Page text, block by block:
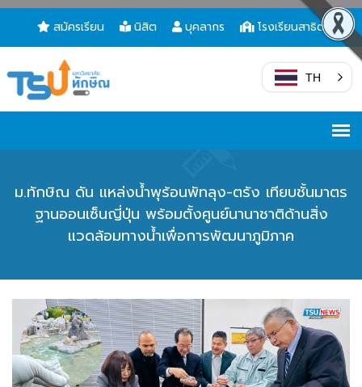
สมัครเรียน นิสิต บุคลากร โรงเรียนสาธิต
TH
ม.ทักษิณ ดัน แหล่งน้ำพุร้อนพัทลุง-ตรัง เทียบชั้นมาตร
ฐานออนเซ็นญี่ปุ่น พร้อมตั้งศูนย์นานาชาติด้านสิ่ง
แวดล้อมทางน้ำเพื่อการพัฒนาภูมิภาค